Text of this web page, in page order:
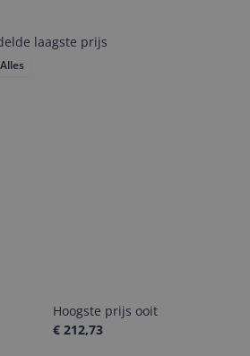
laagste prijs
Alles
Hoogste prijs ooit
€ 212,73